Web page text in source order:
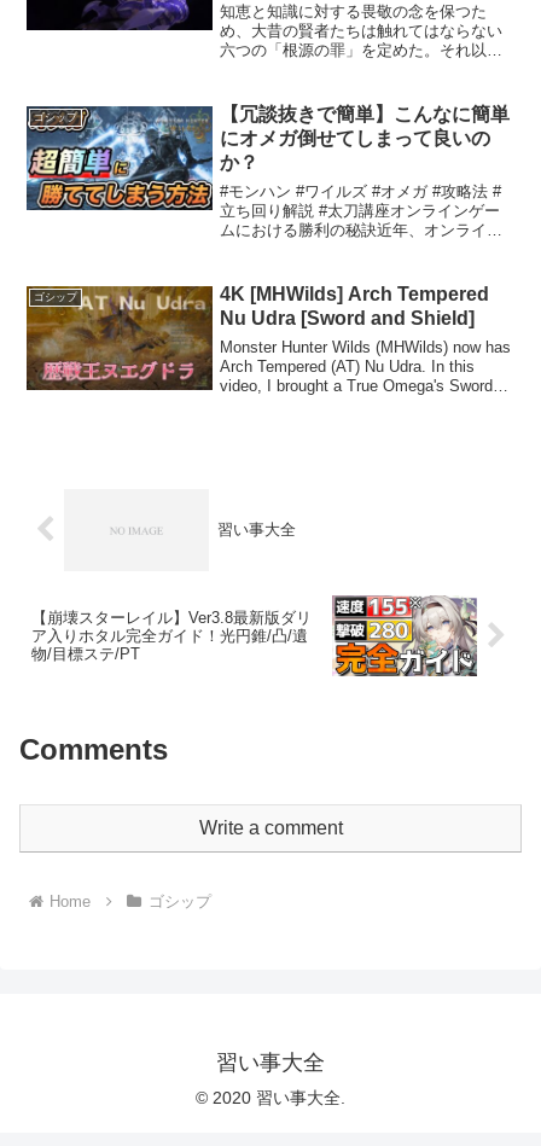
知恵と知識に対する畏敬の念を保つた
め、大昔の賢者たちは触れてはならない
六つの「根源の罪」を定めた。それ以
始一貫していた——暗闇の中に身を置こ
うとも、神々の光を呼び覚まし...
ゴシップ
【冗談抜きで簡単】こんなに簡単
にオメガ倒せてしまって良いの
か？
#モンハン #ワイルズ #オメガ #攻略法 #
立ち回り解説 #太刀講座オンラインゲー
ムにおける勝利の秘訣近年、オンライン
トルでは、勝利するための戦略や方法が
重要です。本...
ゴシップ
4K [MHWilds] Arch Tempered
Nu Udra [Sword and Shield]
Monster Hunter Wilds (MHWilds) now has
Arch Tempered (AT) Nu Udra. In this
video, I brought a True Omega's Sword
習い事大全
【崩壊スターレイル】Ver3.8最新版ダリ
ア入りホタル完全ガイド！光円錐/凸/遺
物/目標ステ/PT
Comments
Write a comment
Home ゴシップ
習い事大全
© 2020 習い事大全.